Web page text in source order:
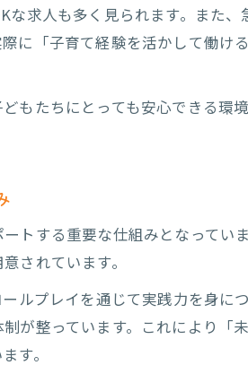
採用時の柔軟な勤務体制の実例
ービス求人で見つかる働きやすさ
成功のポイント解説
採用面接でアピールするコツ
イサービスで活躍できる秘訣
サービス採用を成功させる方法
採用後の研修活用法と成長事例
後等デイサービス就職コツ
でキャリアアップを目指す方法
採用で得られるスキルと成長体験
求人も多く見られます。また
「子育て経験を活かして働け
もたちにとっても安心できる環
トする重要な仕組みとなってい
されています。
ルプレイを通じて実践力を身に
が整っています。これにより「
す。